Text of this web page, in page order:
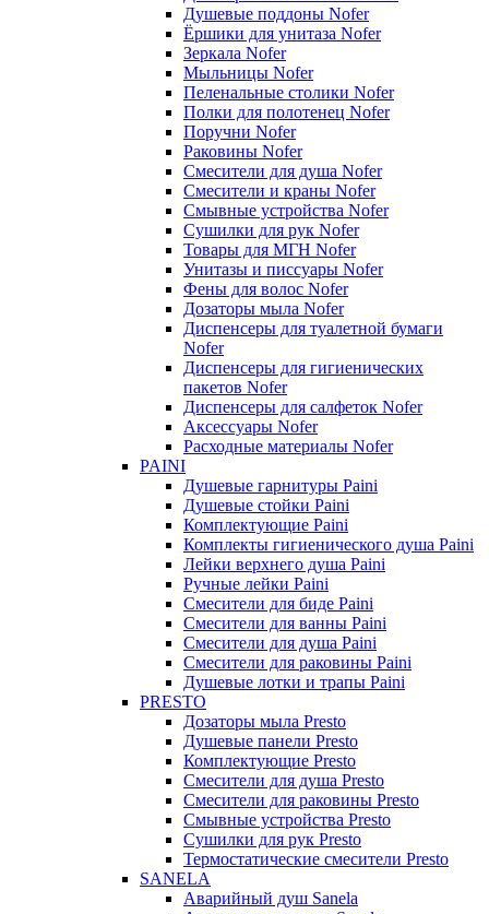
Душевые поддоны Nofer
Ёршики для унитаза Nofer
Зеркала Nofer
Мыльницы Nofer
Пеленальные столики Nofer
Полки для полотенец Nofer
Поручни Nofer
Раковины Nofer
Смесители для душа Nofer
Смесители и краны Nofer
Смывные устройства Nofer
Сушилки для рук Nofer
Товары для МГН Nofer
Унитазы и писсуары Nofer
Фены для волос Nofer
Дозаторы мыла Nofer
Диспенсеры для туалетной бумаги
Nofer
Диспенсеры для гигиенических
пакетов Nofer
Диспенсеры для салфеток Nofer
Аксессуары Nofer
Расходные материалы Nofer
PAINI
Душевые гарнитуры Paini
Душевые стойки Paini
Комплектующие Paini
Комплекты гигиенического душа Paini
Лейки верхнего душа Paini
Ручные лейки Paini
Смесители для биде Paini
Смесители для ванны Paini
Смесители для душа Paini
Смесители для раковины Paini
Душевые лотки и трапы Paini
PRESTO
Дозаторы мыла Presto
Душевые панели Presto
Комплектующие Presto
Смесители для душа Presto
Смесители для раковины Presto
Смывные устройства Presto
Сушилки для рук Presto
Термостатические смесители Presto
SANELA
Аварийный душ Sanela